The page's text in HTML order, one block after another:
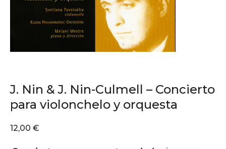
J. Nin & J. Nin-Culmell – Concierto
para violonchelo y orquesta
12,00 €